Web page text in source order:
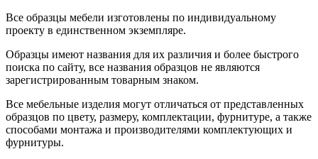
Все образцы мебели изготовлены по индивидуальному
проекту в единственном экземпляре.
Образцы имеют названия для их различия и более быстрого
поиска по сайту, все названия образцов не являются
зарегистрированным товарным знаком.
Все мебельные изделия могут отличаться от представленных
образцов по цвету, размеру, комплектации, фурнитуре, а также
способами монтажа и производителями комплектующих и
фурнитуры.